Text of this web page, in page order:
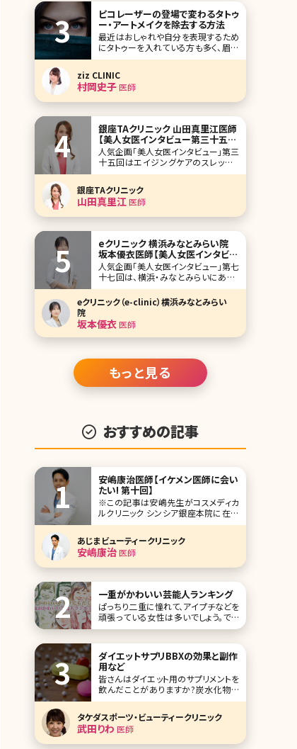
ピコレーザーの登場で変わるタトゥ
ー・アートメイクを除去する方法
最近はおしゃれや自分を表現するため
にタトゥーを入れている方も多く、眉毛
やリップなどのアートメイクも主流にな
を受けられた方は多いのではないでし
ょうか? どちらもとっても良い施術です
が、受けてみると「思った感じと違
変わってしまっ
ziz CLINIC
村岡史子医師
銀座TAクリニック 山田真里江医師
【美人女医インタビュー第三十五
回】
人気企画「美人女医インタビュー」第三
十五回はエイジングケアのスレッドリ
フト術をはじめ、美容外科全般を扱い、
ープの主要拠点、銀座TAクリニックの
山田真里江（やまだまりえ）先生です。
もともとはニキビ肌に悩まされていて、
銀座TAクリニック
山田真里江 医師
eクリニック 横浜みなとみらい院
坂本優衣医師【美人女医インタビュ
ー第七十七回】
人気企画「美人女医インタビュー」第七
十七回は、横浜・みなとみらいにあるe
クリニック（e-clinic）横浜みなとみらい
院で院長を務める坂本優衣（さかもと
ゆい）先生です。 eクリニックは、円戸望
統括院長が全国に展開する美容外科・
美容皮膚科クリニック。 横浜みなとみ
らい院では全身麻酔設備を備え
eクリニック（e-clinic）横浜みなとみらい
院
坂本優衣医師
もっと見る
おすすめの記事
安嶋康治医師【イケメン医師に会い
たい! 第十回】
※この記事は安嶋先生がコスメディカ
ルクリニック シンシア銀座本院に在籍
されていた当時の記事です。 人気企画
容医療の激戦区、東京・銀座に本院を
構えるコスメディカルクリニック シンシ
アの安嶋康治（あじま やすはる）先生で
あじまビューティークリニック
安嶋康治医師
一重がかわいい芸能人ランキング
ぱっちり二重に憧れて、アイプチなどを
頑張っている女性は多いでしょう。です
が、一重まぶたでも素敵な女性は多い
意外と多いです! そこで今回は、一重で
もかわいい女性芸能人をランキング形
式でご紹介していきましょう。 第1位
ダイエットサプリBBXの効果と副作
用など
皆さんはダイエット用のサプリメントを
飲んだことがありますか?炭水化物や
脂質の吸収を抑える成分を配合したダ
イエットサポートサプリメントはいくつ
もありますが、体重を維持する程度の
効果しかないと感じている方が多いの
ではないでしょうか。そこで、是非チェッ
タケダスポーツ・ビューティークリニック
武田りわ 医師